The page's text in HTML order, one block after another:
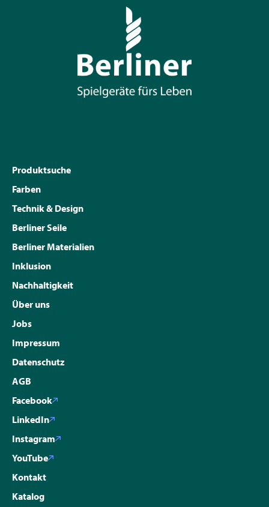
Produktsuche
Farben
Technik & Design
Berliner Seile
Berliner Materialien
Inklusion
Nachhaltigkeit
Über uns
Jobs
Impressum
Datenschutz
AGB
Facebook
LinkedIn
Instagram
YouTube
Kontakt
Katalog